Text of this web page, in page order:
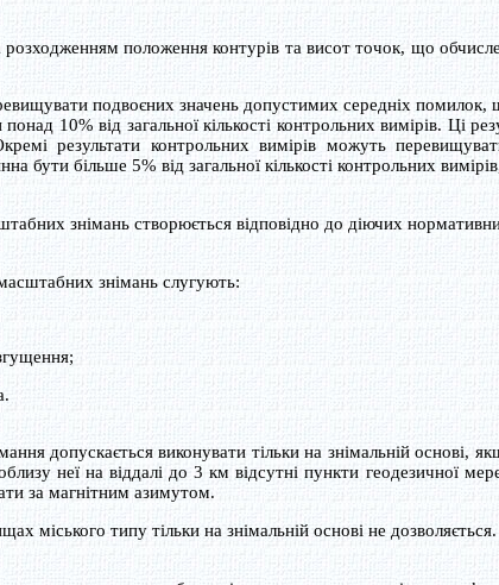
положення контурів та висот точок, що
подвоєних значень допустимих середніх помилок,
10% від загальної кількості контрольних вимірів. Ці
результати контрольних вимірів можуть
бути більше 5% від загальної кількості контрольних
знімань створюється відповідно до діючих
знімань слугують:
допускається виконувати тільки на знімальній основі,
неї на віддалі до 3 км відсутні пункти геодезичної
за магнітним азимутом.
міського типу тільки на знімальній основі не дозволяється.